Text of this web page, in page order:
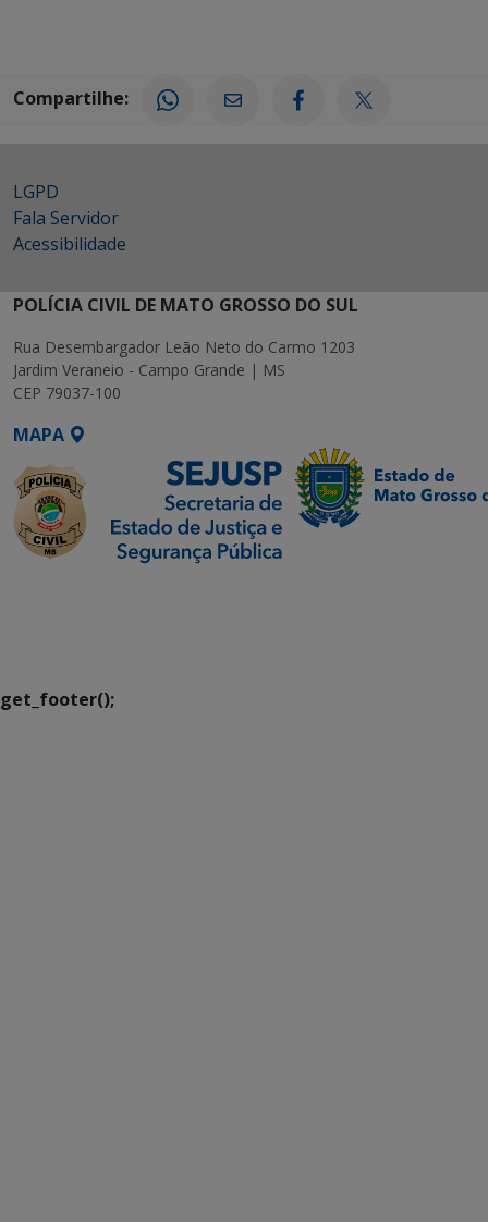
Compartilhe:
LGPD
Fala Servidor
Acessibilidade
POLÍCIA CIVIL DE MATO GROSSO DO SUL
Rua Desembargador Leão Neto do Carmo 1203
Jardim Veraneio - Campo Grande | MS
CEP 79037-100
MAPA
get_footer();